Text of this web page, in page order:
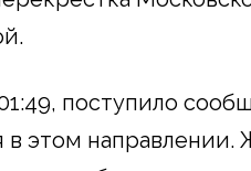
поступило
этом направлении.